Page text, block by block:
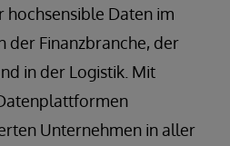
Daten im
der Finanzbranche, der
in der Logistik. Mit
Unternehmen in aller